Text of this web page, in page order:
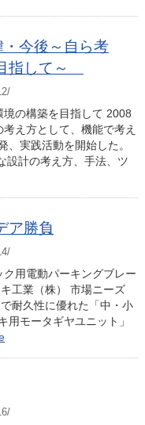
今後～自ら考
指して～
の構築を目指して 2008
え方として、機能で考え
、実践活動を開始した。
設計の考え方、手法、ツ
ア勝負
用電動パーキングブレー
工業（株） 市場ニーズ
耐久性に優れた「中・小
モータギヤユニット」